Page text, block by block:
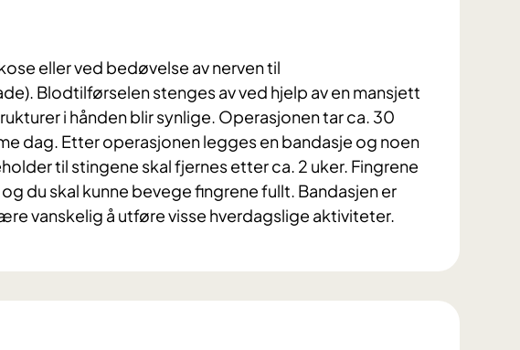
eller ved bedøvelse av nerven til
Blodtilførselen stenges av ved hjelp av en mansjett
i hånden blir synlige. Operasjonen tar ca. 30
dag. Etter operasjonen legges en bandasje og noen
til stingene skal fjernes etter ca. 2 uker. Fingrene
du skal kunne bevege fingrene fullt. Bandasjen er
vanskelig å utføre visse hverdagslige aktiviteter.